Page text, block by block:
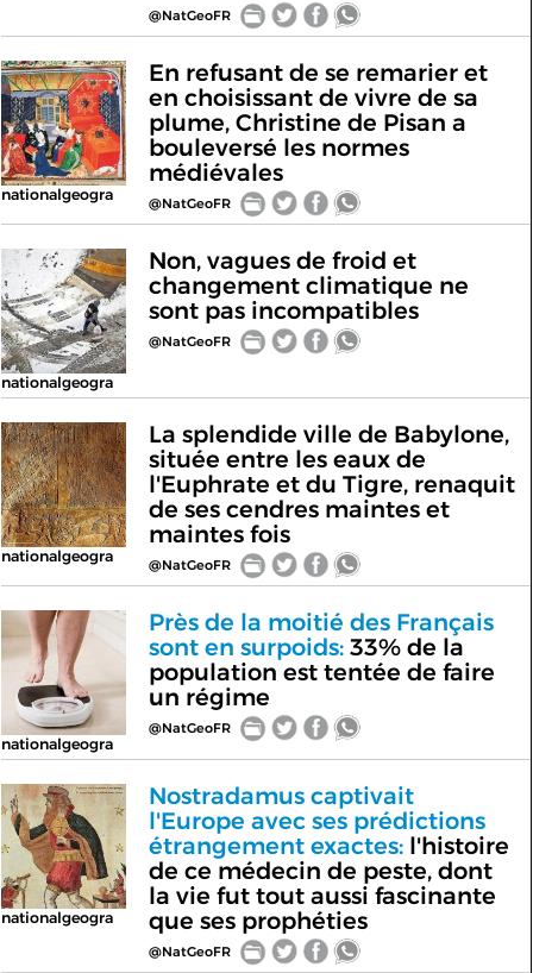
@NatGeoFR
nationalgeogra
En refusant de se remarier et
en choisissant de vivre de sa
plume, Christine de Pisan a
bouleversé les normes
médiévales
@NatGeoFR
nationalgeogra
Non, vagues de froid et
changement climatique ne
sont pas incompatibles
@NatGeoFR
nationalgeogra
La splendide ville de Babylone,
située entre les eaux de
l'Euphrate et du Tigre, renaquit
de ses cendres maintes et
maintes fois
@NatGeoFR
nationalgeogra
Près de la moitié des Français
sont en surpoids:33% de la
population est tentée de faire
un régime
@NatGeoFR
nationalgeogra
Nostradamus captivait
l'Europe avec ses prédictions
étrangement exactes:l'histoire
de ce médecin de peste, dont
la vie fut tout aussi fascinante
que ses prophéties
@NatGeoFR